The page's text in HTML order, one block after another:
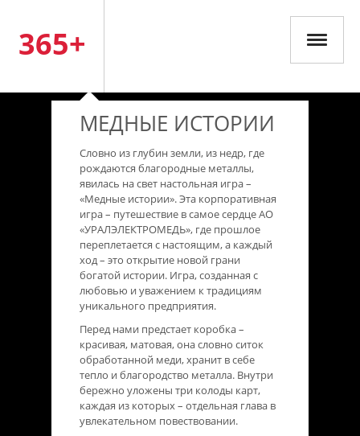
365+
МЕДНЫЕ ИСТОРИИ
Словно из глубин земли, из недр, где
рождаются благородные металлы,
явилась на свет настольная игра –
«Медные истории». Эта корпоративная
игра – путешествие в самое сердце АО
«УРАЛЭЛЕКТРОМЕДЬ», где прошлое
переплетается с настоящим, а каждый
ход – это открытие новой грани
богатой истории. Игра, созданная с
любовью и уважением к традициям
уникального предприятия.
Перед нами предстает коробка –
красивая, матовая, она словно ситок
обработанной меди, хранит в себе
тепло и благородство металла. Внутри
бережно уложены три колоды карт,
каждая из которых – отдельная глава в
увлекательном повествовании.